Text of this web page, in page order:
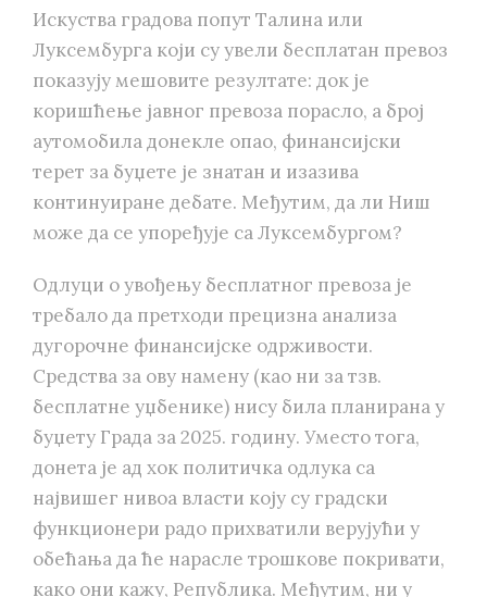
Искуства градова попут Талина или
Луксембурга који су увели бесплатан превоз
показују мешовите резултате: док је
коришћење јавног превоза порасло, а број
аутомобила донекле опао, финансијски
терет за буџете је знатан и изазива
континуиране дебате. Међутим, да ли Ниш
може да се упоређује са Луксембургом?
Одлуци о увођењу бесплатног превоза је
требало да претходи прецизна анализа
дугорочне финансијске одрживости.
Средства за ову намену (као ни за тзв.
бесплатне уџбенике) нису била планирана у
буџету Града за 2025. годину. Уместо тога,
донета је ад хок политичка одлука са
највишег нивоа власти коју су градски
функционери радо прихватили верујући у
обећања да ће нарасле трошкове покривати,
како они кажу, Република. Међутим, ни у